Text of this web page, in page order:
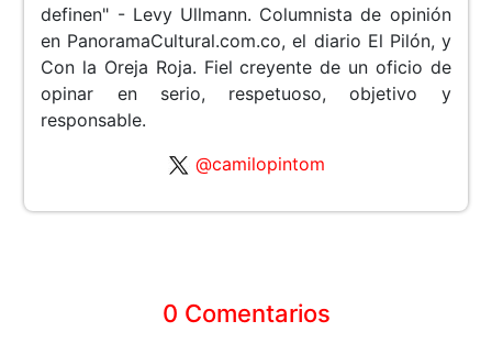
definen" - Levy Ullmann. Columnista de opinión
en PanoramaCultural.com.co, el diario El Pilón, y
Con la Oreja Roja. Fiel creyente de un oficio de
opinar en serio, respetuoso, objetivo y
responsable.
@camilopintom
0 Comentarios